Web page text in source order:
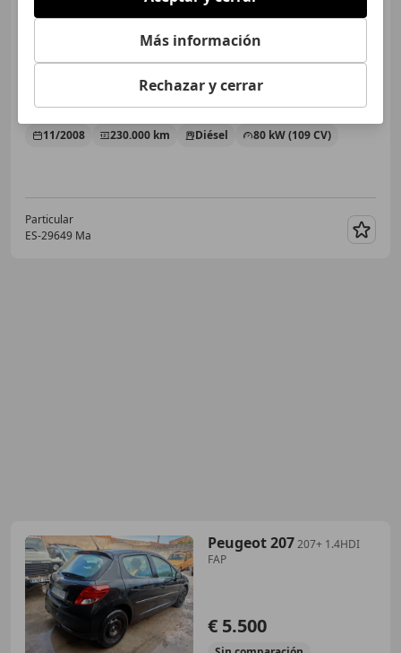
11/2008 230.000 km Diésel 80 kW (109 CV)
Particular
ES-29649 Ma
Peugeot 207207+ 1.4HDI
FAP
€ 5.500
Más información
Rechazar y cerrar